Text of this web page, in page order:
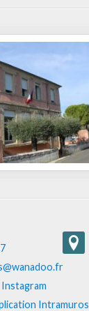
Intramuros